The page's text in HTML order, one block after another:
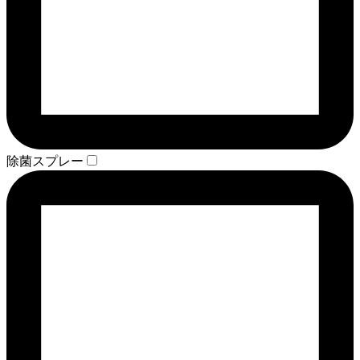
除菌スプレー